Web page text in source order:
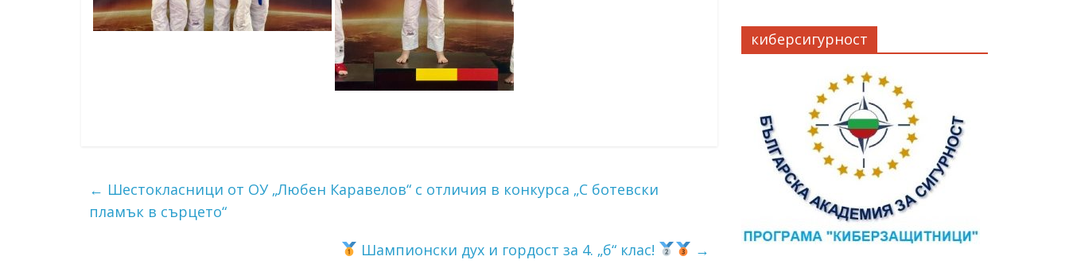
← Шестокласници от ОУ „Любен Каравелов“ с отличия в конкурса „С ботевски
пламък в сърцето“
Шампионски дух и гордост за 4. „б“ клас!
→
киберсигурност